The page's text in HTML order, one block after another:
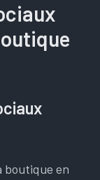
boutique en